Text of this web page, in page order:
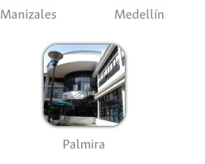
Manizales Medellín
Palmira